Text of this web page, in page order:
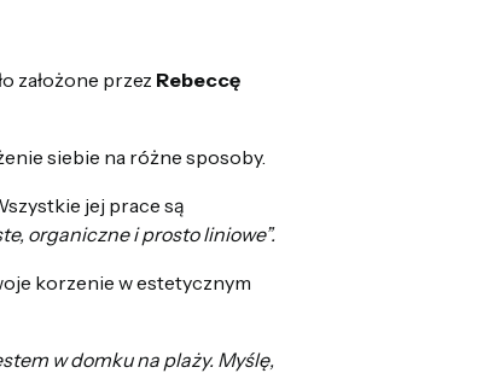
założone przez Rebeccę
siebie na różne sposoby.
jej prace są
organiczne i prosto liniowe”.
korzenie w estetycznym
w domku na plaży. Myślę,